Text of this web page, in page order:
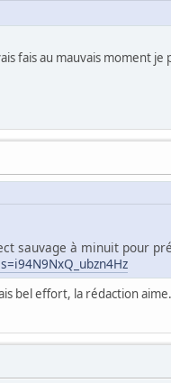
fais au mauvais moment je
sauvage à minuit pour
bel effort, la rédaction aime.